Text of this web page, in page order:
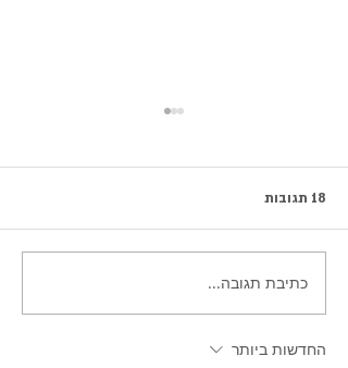
עוגיות שוקולד צ'יפס עם חמאת
קשיו
18 תגובות
כתיבת תגובה...
החדשות ביותר